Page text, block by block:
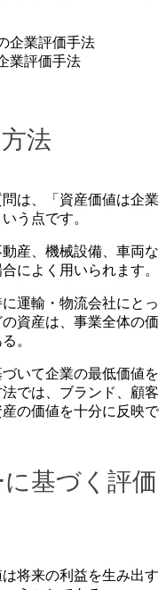
業評価手法
法
は、「資産価値は企業
う点です。
産、機械設備、車両な
によく用いられます。
運輸・物流会社にとっ
資産は、事業全体の価
。
いて企業の最低価値を
では、ブランド、顧客
の価値を十分に反映で
基づく評価
将来の利益を生み出す